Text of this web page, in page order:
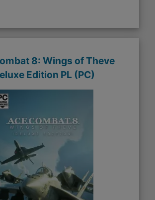
8: Wings of Theve
Edition PL (PC)